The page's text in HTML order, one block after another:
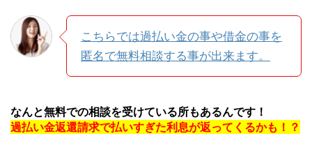
こちらでは過払い金の事や借金の事を
匿名で無料相談する事が出来ます。
なんと無料での相談を受けている所もあるんです！
過払い金返還請求で払いすぎた利息が返ってくるかも！？